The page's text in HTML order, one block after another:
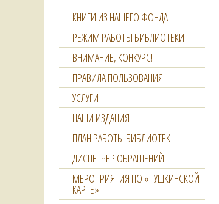
КНИГИ ИЗ НАШЕГО ФОНДА
РЕЖИМ РАБОТЫ БИБЛИОТЕКИ
ВНИМАНИЕ, КОНКУРС!
ПРАВИЛА ПОЛЬЗОВАНИЯ
УСЛУГИ
НАШИ ИЗДАНИЯ
ПЛАН РАБОТЫ БИБЛИОТЕК
ДИСПЕТЧЕР ОБРАЩЕНИЙ
МЕРОПРИЯТИЯ ПО «ПУШКИНСКОЙ
КАРТЕ»